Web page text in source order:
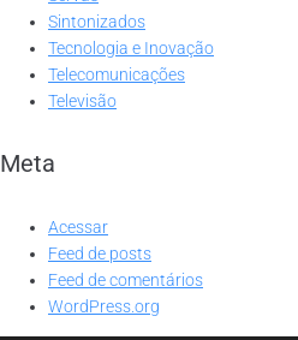
Sintonizados
Tecnologia e Inovação
Telecomunicações
Televisão
Meta
Acessar
Feed de posts
Feed de comentários
WordPress.org